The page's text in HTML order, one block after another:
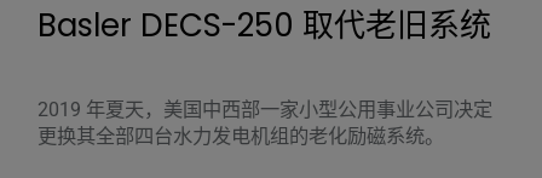
Basler DECS-250 取代老旧系统
2019 年夏天，美国中西部一家小型公用事业公司决定
更换其全部四台水力发电机组的老化励磁系统。